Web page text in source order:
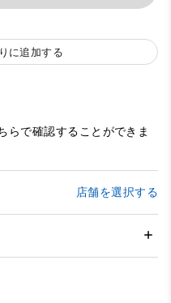
に追加する
らで確認することができま
店舗を選択する